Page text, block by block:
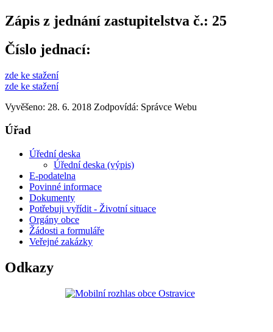
Zápis z jednání zastupitelstva č.: 25
Číslo jednací:
zde ke stažení
zde ke stažení
Vyvěšeno: 28. 6. 2018 Zodpovídá: Správce Webu
Úřad
Úřední deska
Úřední deska (výpis)
E-podatelna
Povinné informace
Dokumenty
Potřebuji vyřídit - Životní situace
Orgány obce
Žádosti a formuláře
Veřejné zakázky
Odkazy